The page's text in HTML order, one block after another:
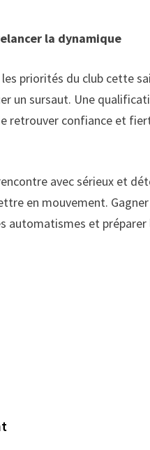
la dynamique
priorités du club cette
un sursaut. Une
retrouver confiance et
avec sérieux et
en mouvement.
et préparer